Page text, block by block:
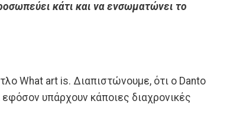
κάτι και να ενσωματώνει το
What art is. Διαπιστώνουμε, ότι ο Danto
υπάρχουν κάποιες διαχρονικές